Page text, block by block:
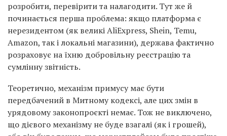
розробити, перевірити та налагодити. Тут же й
починається перша проблема: якщо платформа є
нерезидентом (як великі AliExpress, Shein, Temu,
Amazon, так і локальні магазини), держава фактично
розраховує на їхню добровільну реєстрацію та
сумлінну звітність.
Теоретично, механізм примусу має бути
передбачений в Митному кодексі, але цих змін в
урядовому законопроєкті немає. Тож не виключено,
що дієвого механізму не буде взагалі (як і грошей),